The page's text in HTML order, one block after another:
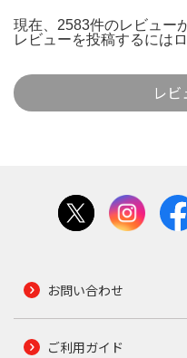
現在、2583件のレビュー
レビューを投稿するには
レビ
お問い合わせ
ご利用ガイド